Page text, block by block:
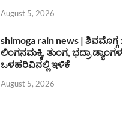
August 5, 2026
shimoga rain news | ಶಿವಮೊಗ್ಗ :
ಲಿಂಗನಮಕ್ಕಿ, ತುಂಗ, ಭದ್ರಾ ಡ್ಯಾಂಗಳ
ಒಳಹರಿವಿನಲ್ಲಿ ಇಳಿಕೆ
August 5, 2026